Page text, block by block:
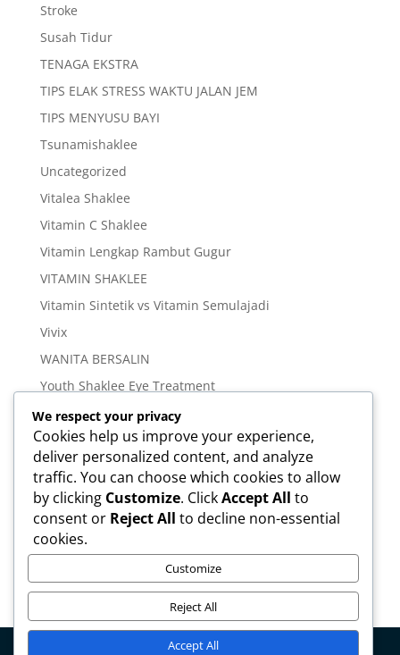
Stroke
Susah Tidur
TENAGA EKSTRA
TIPS ELAK STRESS WAKTU JALAN JEM
TIPS MENYUSU BAYI
Tsunamishaklee
Uncategorized
Vitalea Shaklee
Vitamin C Shaklee
Vitamin Lengkap Rambut Gugur
VITAMIN SHAKLEE
Vitamin Sintetik vs Vitamin Semulajadi
Vivix
WANITA BERSALIN
Youth Shaklee Eye Treatment
YOUTH SKIN CARE SERIES
Meta
Log in
Entries feed
Comments feed
We respect your privacy
Cookies help us improve your experience,
deliver personalized content, and analyze
traffic. You can choose which cookies to allow
by clicking Customize. ClickAccept All to
consent or Reject All to decline non-essential
cookies.
Customize
Reject All
Accept All